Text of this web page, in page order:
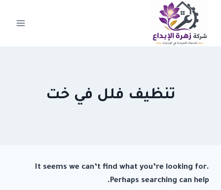
التجاوز
المحتوى
تنظيف فلل في خت
It seems we can’t find what you’re looking for.
Perhaps searching can help.